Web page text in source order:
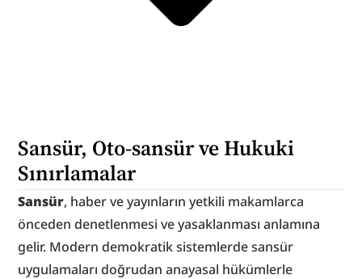
Sansür, Oto-sansür ve Hukuki
Sınırlamalar
Sansür, haber ve yayınların yetkili makamlarca
önceden denetlenmesi ve yasaklanması anlamına
gelir. Modern demokratik sistemlerde sansür
uygulamaları doğrudan anayasal hükümlerle